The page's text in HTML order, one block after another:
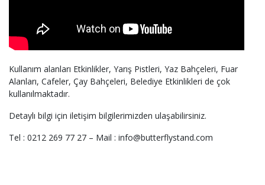
Kullanım alanları Etkinlikler, Yarış Pistleri, Yaz Bahçeleri, Fuar
Alanları, Cafeler, Çay Bahçeleri, Belediye Etkinlikleri de çok
kullanılmaktadır.
Detaylı bilgi için iletişim bilgilerimizden ulaşabilirsiniz.
Tel : 0212 269 77 27 – Mail : info@butterflystand.com